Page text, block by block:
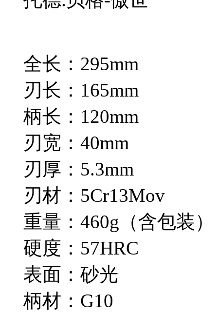
全长：295mm
刃长：165mm
柄长：120mm
刃宽：40mm
刃厚：5.3mm
刃材：5Cr13Mov
重量：460g（含包装）
硬度：57HRC
表面：砂光
柄材：G10